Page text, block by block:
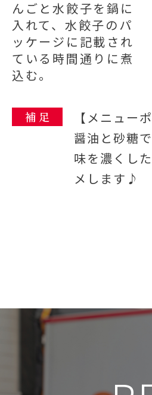
んごと水餃子を鍋に
入れて、水餃子のパ
ッケージに記載され
ている時間通りに煮
込む。
補 足
【メニュー
醤油と砂糖
味を濃くし
メします♪